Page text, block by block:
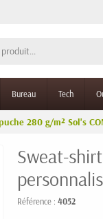
Bureau Tech
280 g/m² Sol's
Sweat-
Référence : 4052